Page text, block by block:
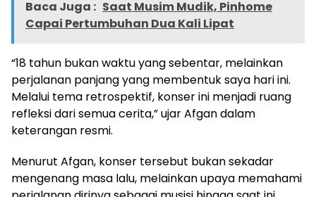
Baca Juga : Saat Musim Mudik, Pinhome
Capai Pertumbuhan Dua Kali Lipat
“18 tahun bukan waktu yang sebentar, melainkan
perjalanan panjang yang membentuk saya hari ini.
Melalui tema retrospektif, konser ini menjadi ruang
refleksi dari semua cerita,” ujar Afgan dalam
keterangan resmi.
Menurut Afgan, konser tersebut bukan sekadar
mengenang masa lalu, melainkan upaya memahami